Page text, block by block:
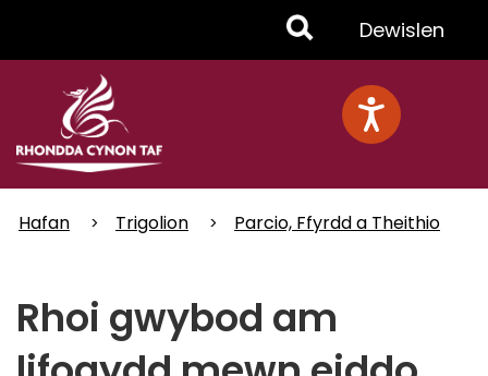
Toggle
Menu
Dewislen
Hafan Trigolion Parcio, Ffyrdd a Theithio
Rhoi gwybod am